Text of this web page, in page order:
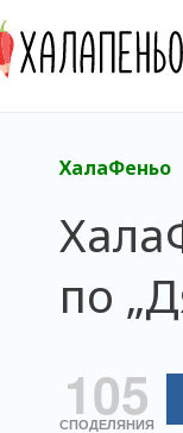
ХалаФеньо
по
105
СПОДЕЛЯНИЯ